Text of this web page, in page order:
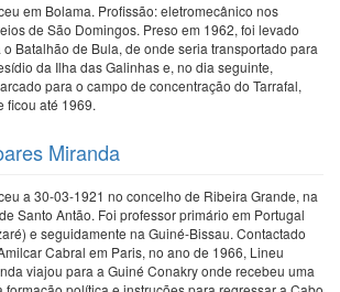
em Bolama. Profissão: eletromecânico nos
de São Domingos. Preso em 1962, foi levado
o Batalhão de Bula, de onde seria transportado para
da Ilha das Galinhas e, no dia seguinte,
para o campo de concentração do Tarrafal,
ficou até 1969.
Miranda
a 30-03-1921 no concelho de Ribeira Grande, na
Santo Antão. Foi professor primário em Portugal
e seguidamente na Guiné-Bissau. Contactado
Cabral em Paris, no ano de 1966, Lineu
viajou para a Guiné Conakry onde recebeu uma